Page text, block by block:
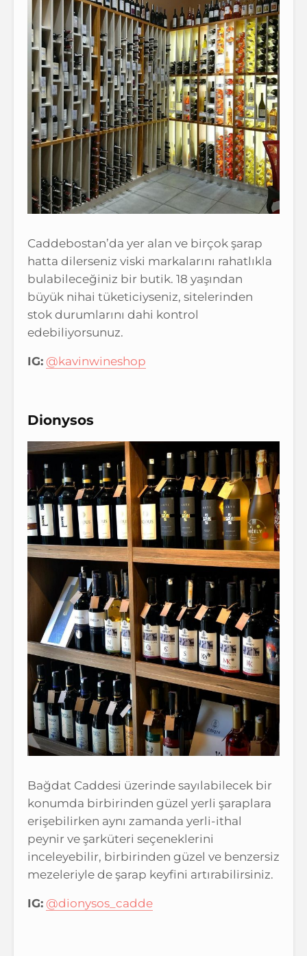
Caddebostan’da yer alan ve birçok şarap
hatta dilerseniz viski markalarını rahatlıkla
bulabileceğiniz bir butik. 18 yaşından
büyük nihai tüketiciyseniz, sitelerinden
stok durumlarını dahi kontrol
edebiliyorsunuz.
IG: @kavinwineshop
Dionysos
Bağdat Caddesi üzerinde sayılabilecek bir
konumda birbirinden güzel yerli şaraplara
erişebilirken aynı zamanda yerli-ithal
peynir ve şarküteri seçeneklerini
inceleyebilir, birbirinden güzel ve benzersiz
mezeleriyle de şarap keyfini artırabilirsiniz.
IG: @dionysos_cadde